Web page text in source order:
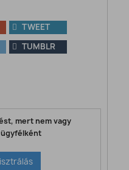
TWEET
TUMBLR
mert nem vagy